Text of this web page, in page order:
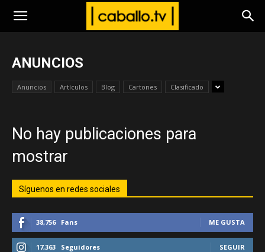
www.caballo.tv
ANUNCIOS
Anuncios Artículos Blog Cartones Clasificado
No hay publicaciones para
mostrar
Síguenos en redes sociales
38,756 Fans ME GUSTA
17,363 Seguidores SEGUIR